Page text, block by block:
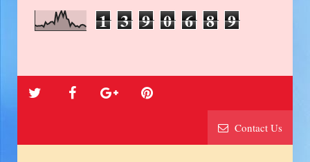
1 3 9 0 6 8 9
Contact Us